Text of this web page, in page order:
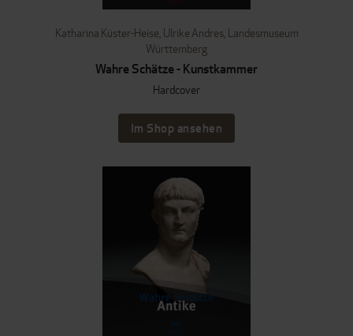
Katharina Küster-Heise, Ulrike Andres, Landesmuseum
Württemberg
Wahre Schätze - Kunstkammer
Hardcover
Im Shop ansehen